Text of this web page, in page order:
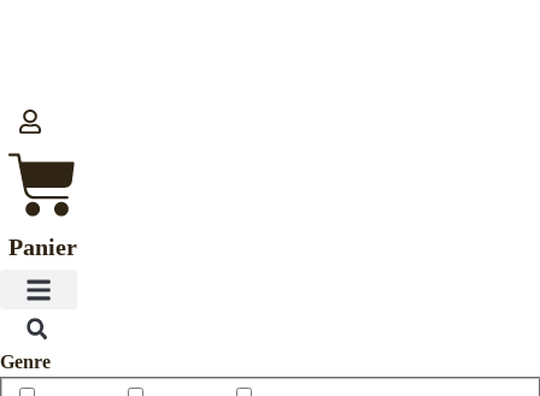
Panier
Genre